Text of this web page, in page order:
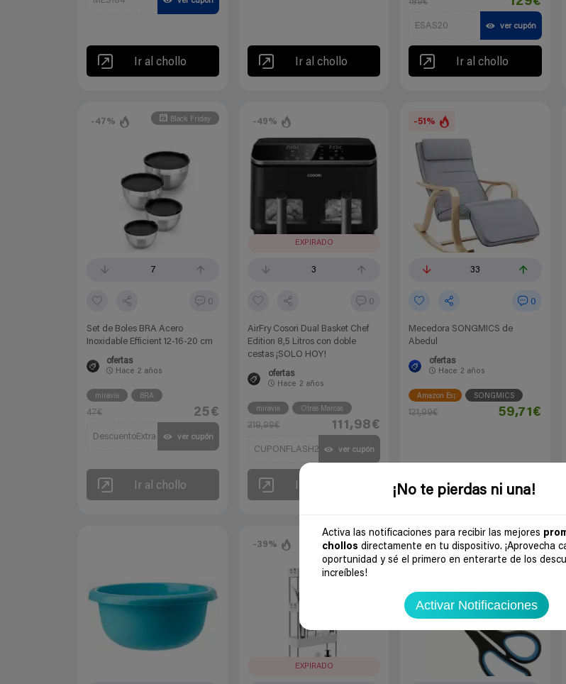
¡No te pierdas ni una!
Activa las notificaciones para recibir las mejores
chollos directamente en tu dispositivo. ¡Aprovecha
oportunidad y sé el primero en enterarte de los
increíbles!
Activar Notificaciones
Ir al chollo Ir al chollo
189€
ESAS20 ver cupón
Ir al chollo
-47%
7
0
Black Friday
Set de Boles BRA Acero
Inoxidable Efficient 12-16-20 cm
ofertas
Hace 2 años
miravia BRA
47€ 25€
DescuentoExtra ver cupón
Ir al chollo
-49%
EXPIRADO
3
0
AirFry Cosori Dual Basket Chef
Edition 8,5 Litros con doble
cestas ¡SOLO HOY!
ofertas
Hace 2 años
miravia Otras Marcas
219,99€ 111,98€
CUPONFLASH20 ver cupón
-51%
33
0
Mecedora SONGMICS de
Abedul
ofertas
Hace 2 años
Amazon España SONGMICS
121,99€ 59,71€
Ir al chollo
-39%
EXPIRADO
-31%